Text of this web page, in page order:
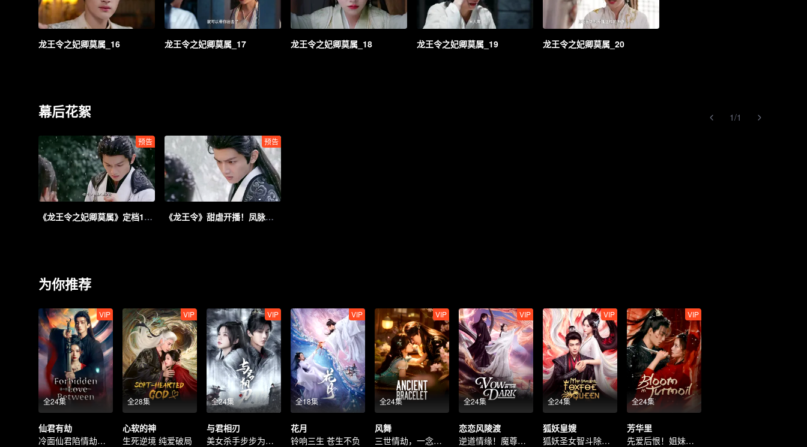
龙王令之妃卿莫属_16 龙王令之妃卿莫属_17 龙王令之妃卿莫属_18 龙王令之妃卿莫属_19 龙王令之妃卿莫属_20
幕后花絮 1/1
预告
《龙王令之妃卿莫属》定档11.18，废柴庶女血脉逆天命，龙族诸君执令护卿安
预告
《龙王令》甜虐开播！凤脉觉醒与卿执剑护苍生
为你推荐
全24集
VIP
仙君有劫
冷面仙君陷情劫恋上魔女
全28集
VIP
心软的神
生死逆境 纯爱破局
全24集
VIP
与君相刃
美女杀手步步为营猎爱皇子
全18集
VIP
花月
铃响三生 苍生不负
全24集
VIP
风舞
三世情劫，一念难解
全24集
VIP
恋恋风陵渡
逆道情缘！魔尊追爱小仙妻
全24集
VIP
狐妖皇嫂
狐妖圣女智斗除妖师
全24集
VIP
芳华里
先爱后恨！姐妹互助复仇